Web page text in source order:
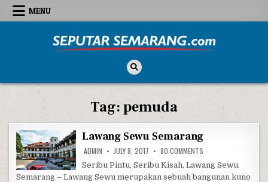
Skip to content
MENU
Tag:pemuda
Lawang Sewu Semarang
ADMIN JULY 8, 2017 80 COMMENTS
Seribu Pintu, Seribu Kisah, Lawang Sewu.
Semarang – Lawang Sewu merupakan sebuah bangunan kuno